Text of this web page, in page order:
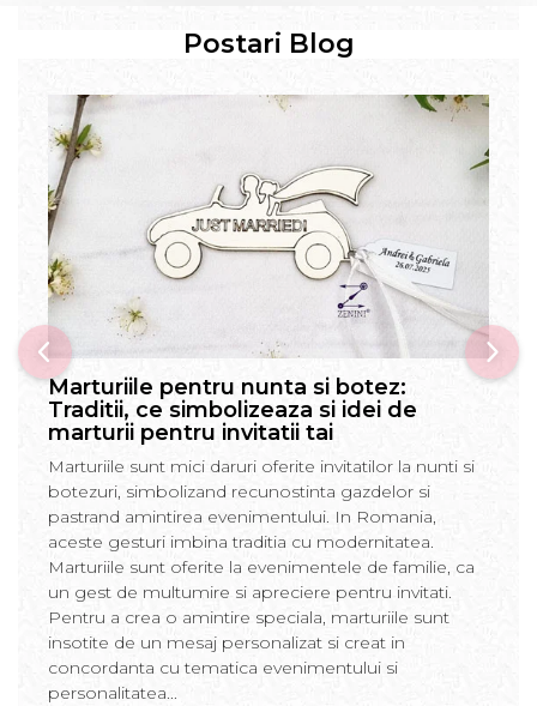
Postari Blog
Marturiile pentru nunta si botez:
Traditii, ce simbolizeaza si idei de
marturii pentru invitatii tai
Marturiile sunt mici daruri oferite invitatilor la nunti si
botezuri, simbolizand recunostinta gazdelor si
pastrand amintirea evenimentului. In Romania,
aceste gesturi imbina traditia cu modernitatea.
Marturiile sunt oferite la evenimentele de familie, ca
un gest de multumire si apreciere pentru invitati.
Pentru a crea o amintire speciala, marturiile sunt
insotite de un mesaj personalizat si creat in
concordanta cu tematica evenimentului si
personalitatea...